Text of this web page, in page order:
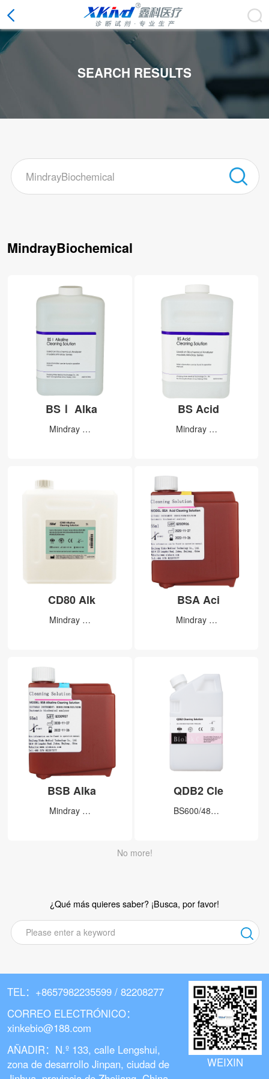
SEARCH RESULTS
MindrayBiochemical
BSⅠ Alka
Mindray …
BS Acid
Mindray …
CD80 Alk
Mindray …
BSA Aci
Mindray …
BSB Alka
Mindray …
QDB2 Cle
BS600/48…
No more!
¿Qué más quieres saber? ¡Busca, por favor!
TEL：+8657982235599 / 82208277
CORREO ELECTRÓNICO：
xinkebio@188.com
AÑADIR：N.º 133, calle Lengshui,
zona de desarrollo Jinpan, ciudad de
WEIXIN